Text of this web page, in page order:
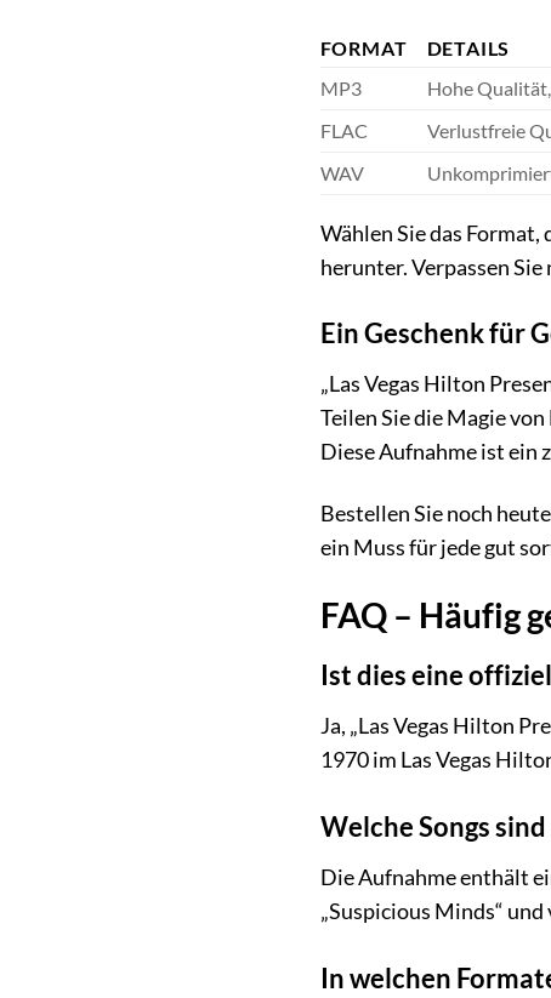
FORMAT
DETAILS
MP3
Hohe
FLAC
Verlustfreie
WAV
Wählen Sie das Format,
herunter. Verpassen
Ein Geschenk für
„Las Vegas Hilton
Teilen Sie die Magie
Diese Aufnahme ist ein
Bestellen Sie noch
ein Muss für jede gut
FAQ – Häufig
Ist dies eine
Ja, „Las Vegas Hilton
1970 im Las Vegas
Welche Songs
Die Aufnahme enthält
„Suspicious Minds“
In welchen